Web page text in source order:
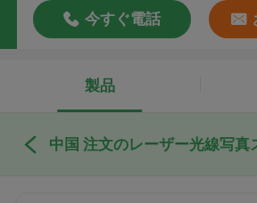
今すぐ電話
製品
中国 注文のレーザー光線写真